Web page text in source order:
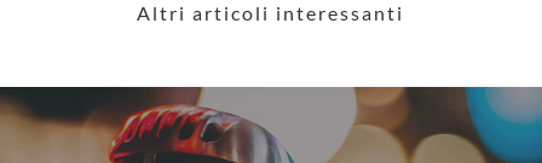
Altri articoli interessanti